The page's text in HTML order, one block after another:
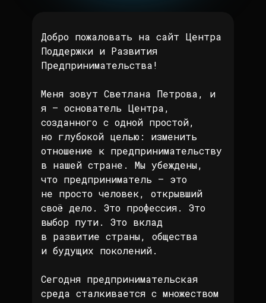
Добро пожаловать на сайт Центра
Поддержки и Развития
Предпринимательства!
Меня зовут Светлана Петрова, и
я — основатель Центра,
созданного с одной простой,
но глубокой целью: изменить
отношение к предпринимательству
в нашей стране. Мы убеждены,
что предприниматель — это
не просто человек, открывший
своё дело. Это профессия. Это
выбор пути. Это вклад
в развитие страны, общества
и будущих поколений.
Сегодня предпринимательская
среда сталкивается с множеством